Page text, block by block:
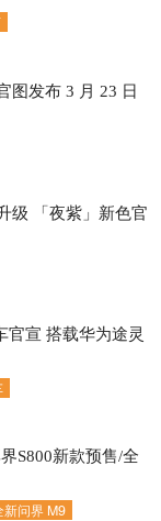
图发布 3 月 23 日
级 「夜紫」新色官
官宣 搭载华为途灵
新问界 M9
S800新款预售/全